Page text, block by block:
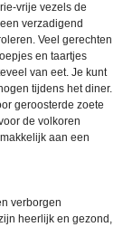
vrije vezels de
verzadigend
Veel gerechten
en taartjes
van eet. Je kunt
tijdens het diner.
geroosterde zoete
de volkoren
aan een
verborgen
heerlijk en gezond,